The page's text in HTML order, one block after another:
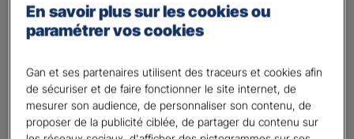
Etes-vous déjà client Gan assurances ?*
Oui
Civilité*
Madame
Monsieur
En savoir plus sur les cookies ou
paramétrer vos cookies
Gan et ses partenaires utilisent des traceurs et cookies afin
de sécuriser et de faire fonctionner le site internet, de
mesurer son audience, de personnaliser son contenu, de
proposer de la publicité ciblée, de partager du contenu sur